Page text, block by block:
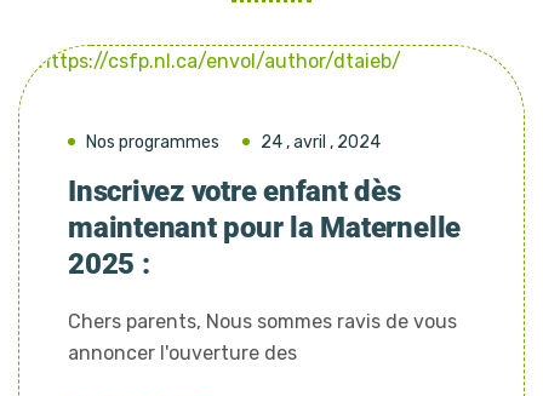
Nos programmes 24 , avril , 2024
Inscrivez votre enfant dès
maintenant pour la Maternelle
2025 :
Chers parents, Nous sommes ravis de vous
annoncer l'ouverture des